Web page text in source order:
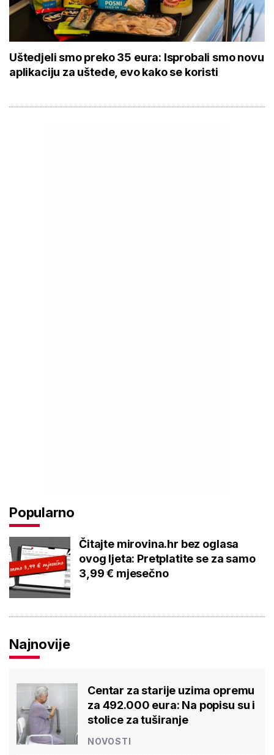
Uštedjeli smo preko 35 eura: Isprobali smo novu
aplikaciju za uštede, evo kako se koristi
Popularno
Čitajte mirovina.hr bez oglasa
ovog ljeta: Pretplatite se za samo
3,99 € mjesečno
Najnovije
Centar za starije uzima opremu
za 492.000 eura: Na popisu su i
stolice za tuširanje
NOVOSTI